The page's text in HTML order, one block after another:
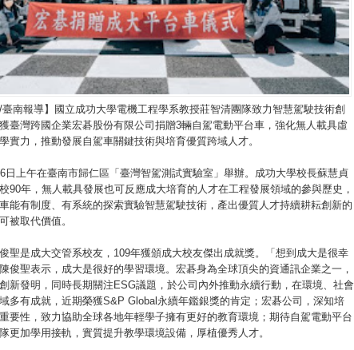
/臺南報導】國立成功大學電機工程學系教授莊智清團隊致力智慧駕駛技術創
臺灣跨國企業宏碁股份有限公司捐贈3輛自駕電動平台車，強化無人載具虛
實力，推動發展自駕車關鍵技術與培育優質跨域人才。
日上午在臺南市歸仁區「臺灣智駕測試實驗室」舉辦。成功大學校長蘇慧貞
90年，無人載具發展也可反應成大培育的人才在工程發展領域的參與歷史，
能有制度、有系統的探索實驗智慧駕駛技術，產出優質人才持續耕耘創新的
被取代價值。
聖是成大交管系校友，109年獲頒成大校友傑出成就獎。「想到成大是很幸
俊聖表示，成大是很好的學習環境。宏碁身為全球頂尖的資通訊企業之一，
新發明，同時長期關注ESG議題，於公司內外推動永續行動，在環境、社會
多有成就，近期榮獲S&P Global永續年鑑銀獎的肯定；宏碁公司，深知培
要性，致力協助全球各地年輕學子擁有更好的教育環境；期待自駕電動平台
更加學用接軌，實質提升教學環境設備，厚植優秀人才。